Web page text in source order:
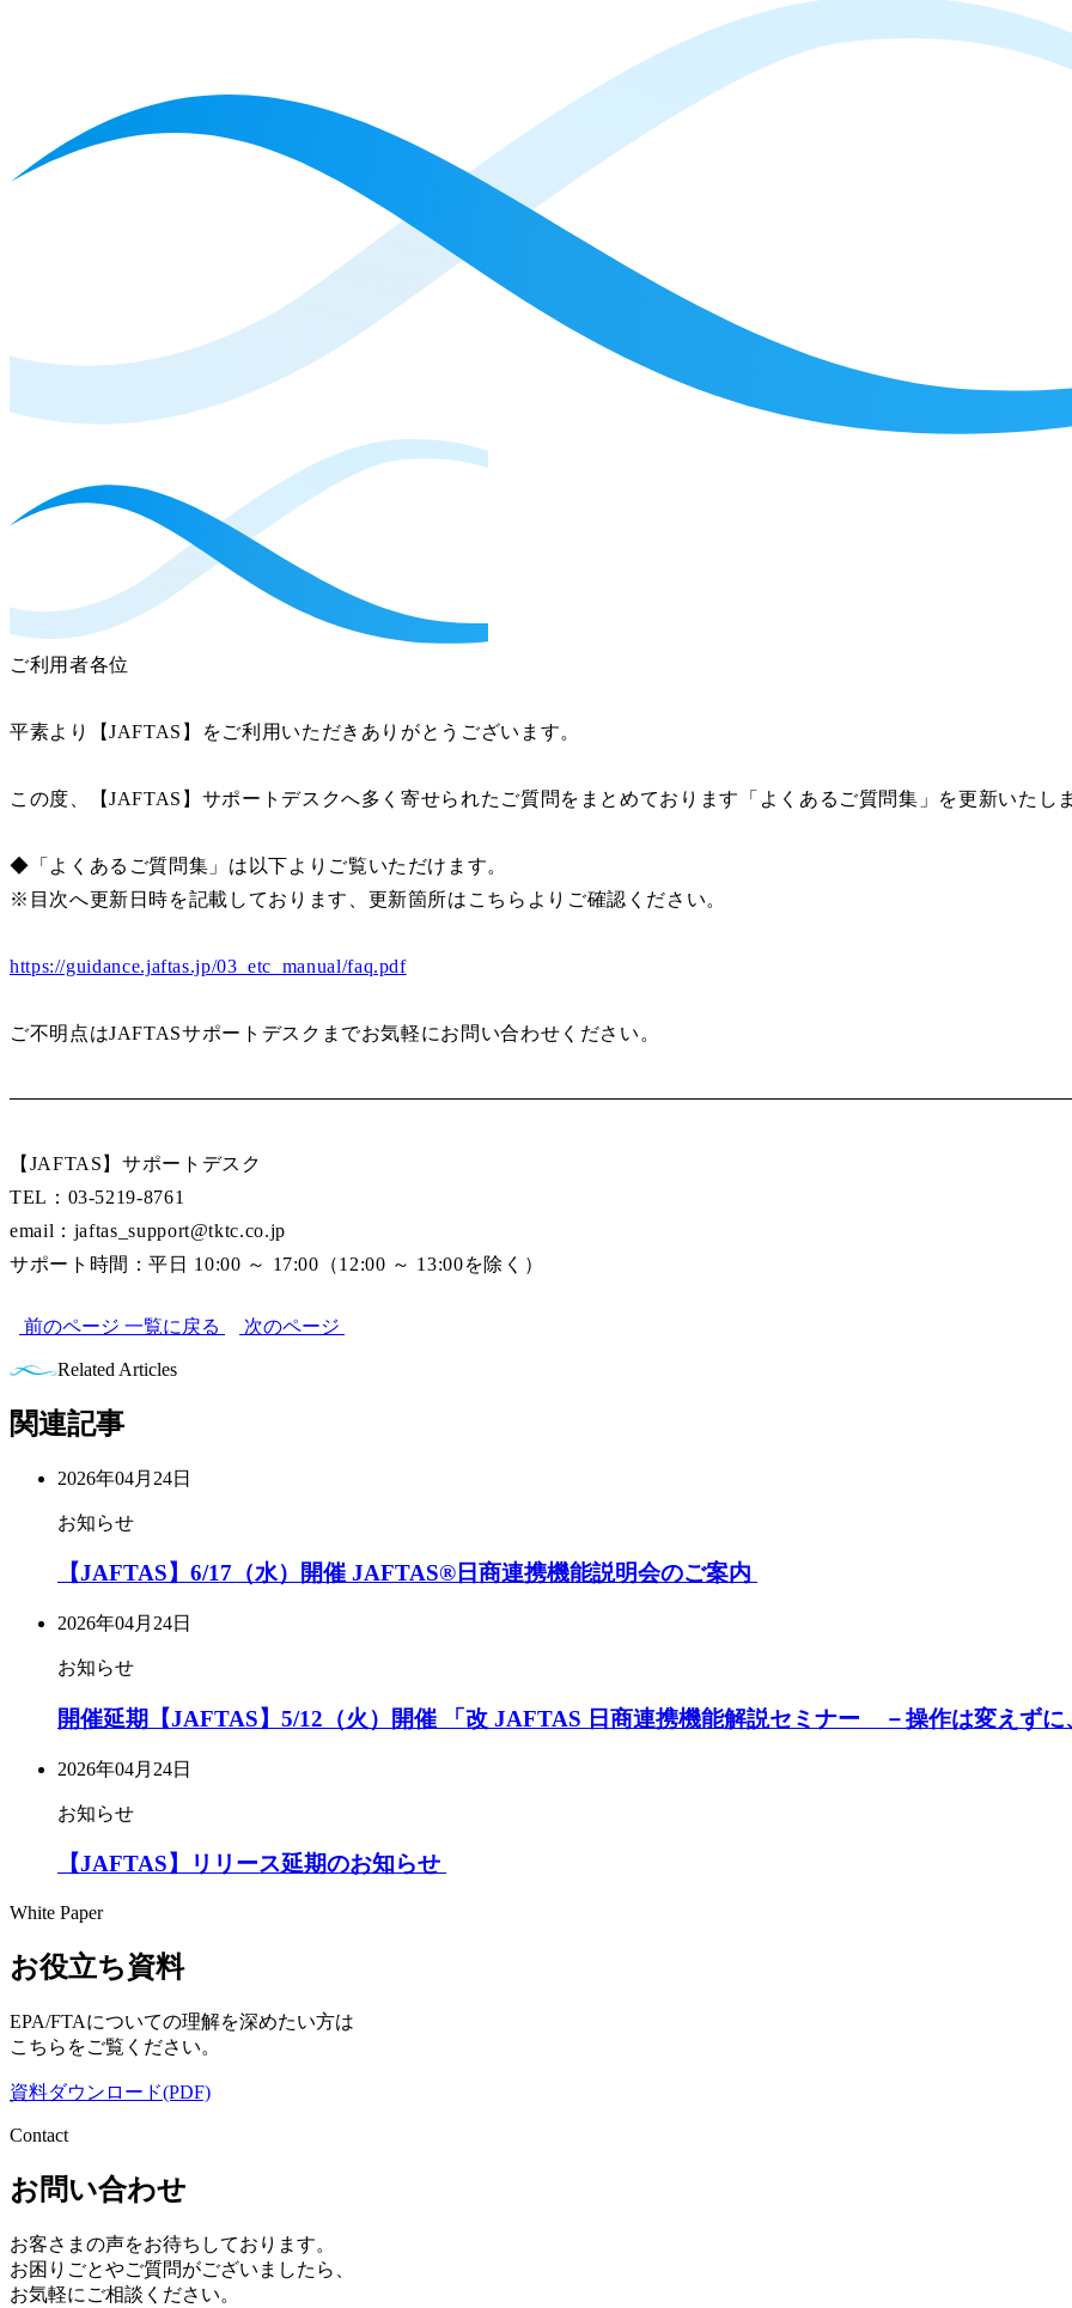
ご利用者各位
平素より【JAFTAS】をご利用いただきありがとうございます。
この度、【JAFTAS】サポートデスクへ多く寄せられたご質問をまとめております「よくあるご質問集」を更新いたし
◆「よくあるご質問集」は以下よりご覧いただけます。
※目次へ更新日時を記載しております、更新箇所はこちらよりご確認ください。
https://guidance.jaftas.jp/03_etc_manual/faq.pdf
ご不明点はJAFTASサポートデスクまでお気軽にお問い合わせください。
【JAFTAS】サポートデスク
TEL：03-5219-8761
email：jaftas_support@tktc.co.jp
サポート時間：平日 10:00 ～ 17:00（12:00 ～ 13:00を除く）
前のページ 一覧に戻る 次のページ
Related Articles
関連記事
2026年04月24日
お知らせ
【JAFTAS】6/17（水）開催 JAFTAS®日商連携機能説明会のご案内
2026年04月24日
お知らせ
開催延期【JAFTAS】5/12（火）開催 「改 JAFTAS 日商連携機能解説セミナー －操作は変えず
2026年04月24日
お知らせ
【JAFTAS】リリース延期のお知らせ
White Paper
お役立ち資料
EPA/FTAについての理解を深めたい方は
こちらをご覧ください。
資料ダウンロード(PDF)
Contact
お問い合わせ
お客さまの声をお待ちしております。
お困りごとやご質問がございましたら、
お気軽にご相談ください。